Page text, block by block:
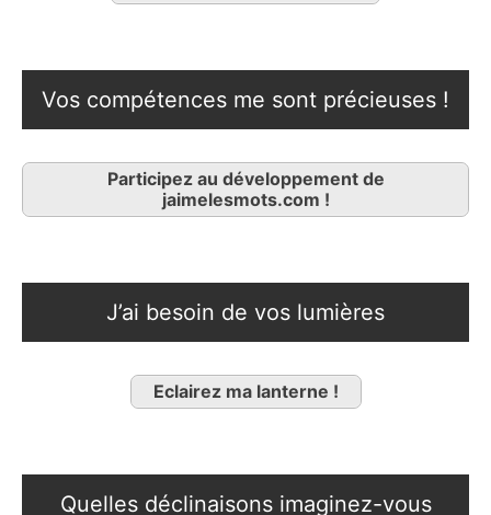
Vos compétences me sont précieuses !
Participez au développement de
jaimelesmots.com !
J’ai besoin de vos lumières
Eclairez ma lanterne !
Quelles déclinaisons imaginez-vous